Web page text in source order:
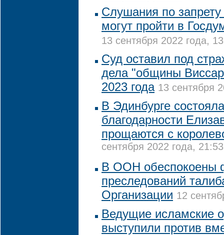
Слушания по
могут пройти в
13 сентября 2022 года,
Суд оставил под
дела "общины
2023 года 13 сентября
В Эдинбурге
благодарности
прощаются с
сентября 2022 года, 21:53
В ООН обеспокоены
преследований
Организации 12
Ведущие исламские
выступили против